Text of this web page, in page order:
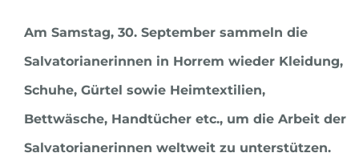
Am Samstag, 30. September sammeln die
Salvatorianerinnen in Horrem wieder Kleidung,
Schuhe, Gürtel sowie Heimtextilien,
Bettwäsche, Handtücher etc., um die Arbeit der
Salvatorianerinnen weltweit zu unterstützen.